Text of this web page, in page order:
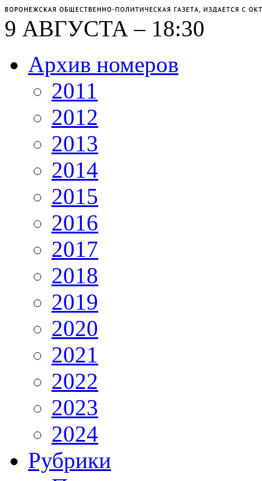
9 АВГУСТА – 18:30
Архив номеров
2011
2012
2013
2014
2015
2016
2017
2018
2019
2020
2021
2022
2023
2024
Рубрики